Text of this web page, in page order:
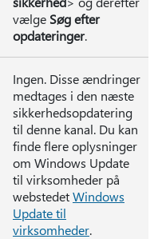
vælge Søg efter
opdateringer.
Ingen. Disse ændringer
medtages i den næste
sikkerhedsopdatering
til denne kanal. Du kan
finde flere oplysninger
om Windows Update
til virksomheder på
webstedetWindows
Update til
virksomheder.